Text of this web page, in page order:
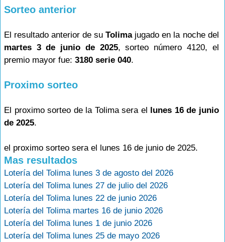
Sorteo anterior
El resultado anterior de suTolimajugado en la noche del
martes 3 de junio de 2025, sorteo número 4120, el
premio mayor fue: 3180 serie 040.
Proximo sorteo
El proximo sorteo de la Tolima sera el lunes 16 de junio
de 2025.
el proximo sorteo sera el lunes 16 de junio de 2025.
Mas resultados
Lotería del Tolima lunes 3 de agosto del 2026
Lotería del Tolima lunes 27 de julio del 2026
Lotería del Tolima lunes 22 de junio 2026
Lotería del Tolima martes 16 de junio 2026
Lotería del Tolima lunes 1 de junio 2026
Lotería del Tolima lunes 25 de mayo 2026